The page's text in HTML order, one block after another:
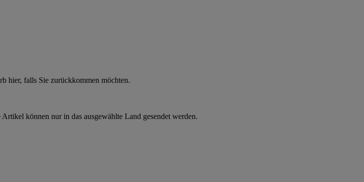
hier, falls Sie zurückkommen möchten.
können nur in das ausgewählte Land gesendet werden.